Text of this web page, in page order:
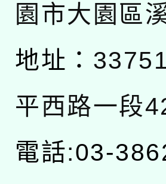
園市大園區
地址：
平西路一段
電話:03-